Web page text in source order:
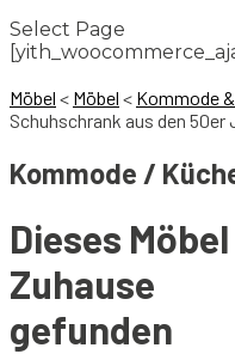
Select Page
Möbel < Möbel < Kommode
Schuhschrank aus den
Kommode /
Dieses
Zuhause
gefunden